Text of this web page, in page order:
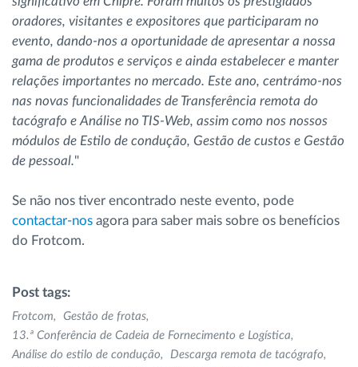
oradores, visitantes e expositores que participaram no
evento, dando-nos a oportunidade de apresentar a nossa
gama de produtos e serviços e ainda estabelecer e manter
relações importantes no mercado. Este ano, centrámo-nos
nas novas funcionalidades de Transferência remota do
tacógrafo e Análise no TIS-Web, assim como nos nossos
módulos de Estilo de condução, Gestão de custos e Gestão
de pessoal."
Se não nos tiver encontrado neste evento, pode
contactar-nos agora para saber mais sobre os benefícios
do Frotcom.
Post tags:
Frotcom
Gestão de frotas
13.ª Conferência de Cadeia de Fornecimento e Logística
Análise do estilo de condução
Descarga remota de tacógrafo